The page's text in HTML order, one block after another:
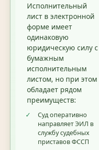
Исполнительный
лист в электронной
форме имеет
одинаковую
юридическую силу с
бумажным
исполнительным
листом, но при этом
обладает рядом
преимуществ:
✓
Суд оперативно
направляет ЭИЛ в
службу судебных
приставов ФССП